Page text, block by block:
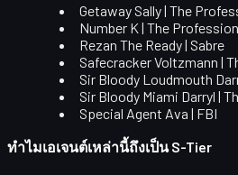
Getaway Sally | The
Number K | The
Rezan The Ready | Sabre
Safecracker Voltzmann |
Sir Bloody Loudmouth
Sir Bloody Miami Darryl |
Special Agent Ava | FBI
ทำไมเอเจนต์เหล่านี้ถึงเป็น S-Tier